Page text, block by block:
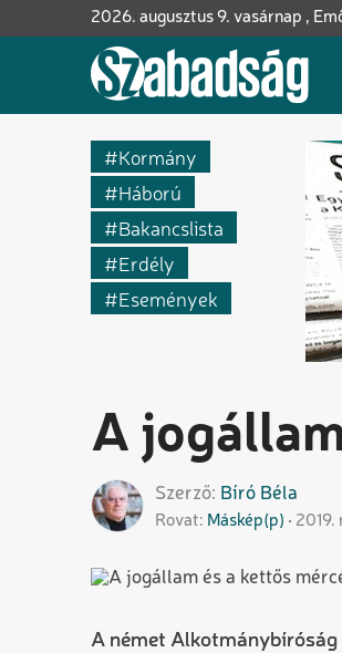
a
2026. augusztus 9. vasárnap ,
Kormány
Háború
Bakancslista
Erdély
Események
A
Szerző Bíró Béla
Rovat Máskép(p) 2019.
A német